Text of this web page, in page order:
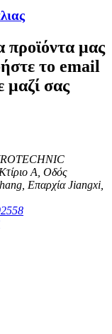
προϊόντα μας
το email
μαζί σας
Α, Οδός
Επαρχία Jiangxi,